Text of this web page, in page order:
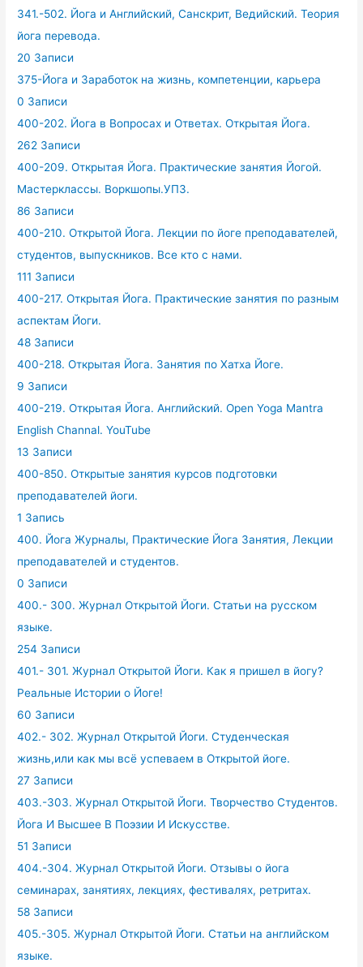
341.-502. Йога и Английский, Санскрит, Ведийский. Теория
йога перевода.
20 Записи
375-Йога и Заработок на жизнь, компетенции, карьера
0 Записи
400-202. Йога в Вопросах и Ответах. Открытая Йога.
262 Записи
400-209. Открытая Йога. Практические занятия Йогой.
Мастерклассы. Воркшопы.УПЗ.
86 Записи
400-210. Открытой Йога. Лекции по йоге преподавателей,
студентов, выпускников. Все кто с нами.
111 Записи
400-217. Открытая Йога. Практические занятия по разным
аспектам Йоги.
48 Записи
400-218. Открытая Йога. Занятия по Хатха Йоге.
9 Записи
400-219. Открытая Йога. Английский. Open Yoga Mantra
English Channal. YouTube
13 Записи
400-850. Открытые занятия курсов подготовки
преподавателей йоги.
1 Запись
400. Йога Журналы, Практические Йога Занятия, Лекции
преподавателей и студентов.
0 Записи
400.- 300. Журнал Открытой Йоги. Статьи на русском
языке.
254 Записи
401.- 301. Журнал Открытой Йоги. Как я пришел в йогу?
Реальные Истории о Йоге!
60 Записи
402.- 302. Журнал Открытой Йоги. Студенческая
жизнь,или как мы всё успеваем в Открытой йоге.
27 Записи
403.-303. Журнал Открытой Йоги. Творчество Студентов.
Йога И Высшее В Поэзии И Искусстве.
51 Записи
404.-304. Журнал Открытой Йоги. Отзывы о йога
семинарах, занятиях, лекциях, фестивалях, ретритах.
58 Записи
405.-305. Журнал Открытой Йоги. Статьи на английском
языке.